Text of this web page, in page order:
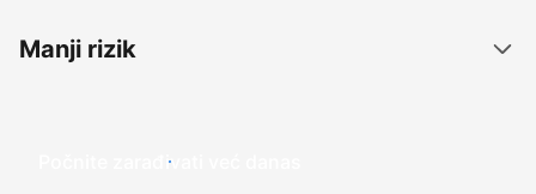
Manji rizik
Počnite zarađivati već ​​danas